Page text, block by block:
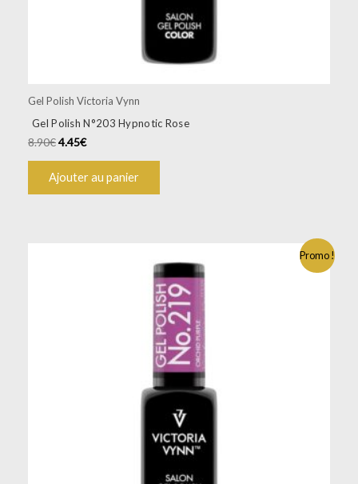
Gel Polish Victoria Vynn
Gel Polish N°203 Hypnotic Rose
8.90€4.45€
Ajouter au panier
Promo !